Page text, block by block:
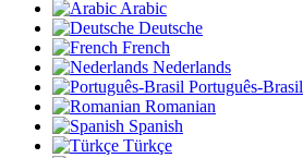
Arabic
Deutsche
French
Nederlands
Português-Brasil
Romanian
Spanish
Türkçe